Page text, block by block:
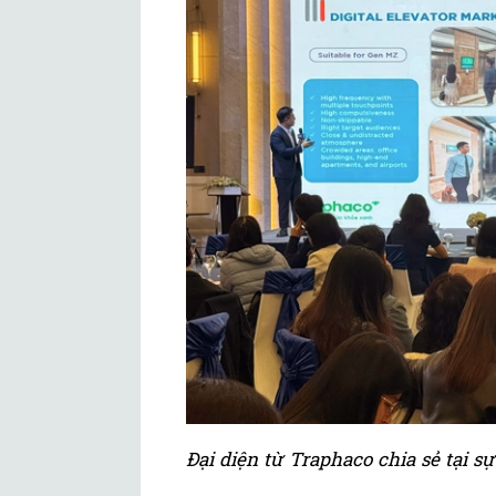
Đại diện từ Traphaco chia sẻ tại